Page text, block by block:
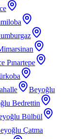
Pınartepe
Beyoğlu
Bedrettin
Bülbül
Çatma